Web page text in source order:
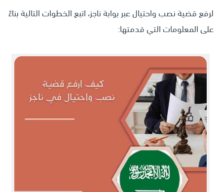
لرفع قضية نصب واحتيال عبر بوابة ناجز، اتبع الخطوات التالية بناءً
على المعلومات التي قدمتها: